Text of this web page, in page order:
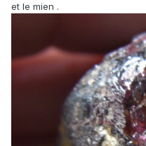
et le mien .